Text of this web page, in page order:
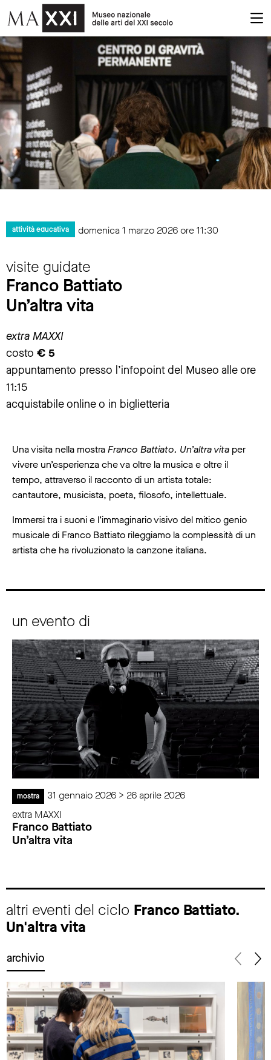
attività educativa domenica 1 marzo 2026 ore 11:30
visite guidate
Franco Battiato
Un’altra vita
extra MAXXI
costo € 5
appuntamento presso l’infopoint del Museo alle ore
11:15
acquistabile online o in biglietteria
Una visita nella mostraFranco Battiato. Un’altra vita per
vivere un’esperienza che va oltre la musica e oltre il
tempo, attraverso il racconto di un artista totale:
cantautore, musicista, poeta, filosofo, intellettuale.
Immersi tra i suoni e l’immaginario visivo del mitico genio
musicale di Franco Battiato rileggiamo la complessità di un
artista che ha rivoluzionato la canzone italiana.
un evento di
mostra
31 gennaio 2026 > 26 aprile 2026
extra MAXXI
Franco Battiato
Un’altra vita
altri eventi del ciclo Franco Battiato.
Un'altra vita
archivio